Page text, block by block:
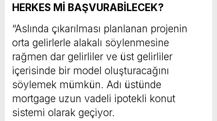
HERKES Mİ BAŞVURABİLECEK?
“Aslında çıkarılması planlanan projenin
orta gelirlerle alakalı söylenmesine
rağmen dar gelirliler ve üst gelirliler
içerisinde bir model oluşturacağını
söylemek mümkün. Adı üstünde
mortgage uzun vadeli ipotekli konut
sistemi olarak geçiyor.